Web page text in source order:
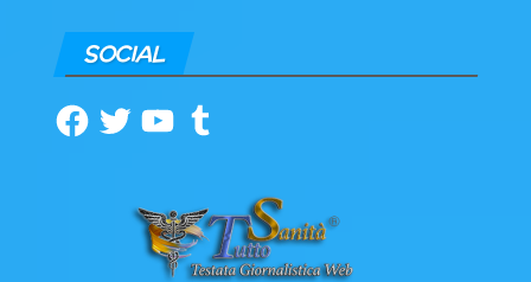
SOCIAL
Facebook
TwitterYouTubeTumblr